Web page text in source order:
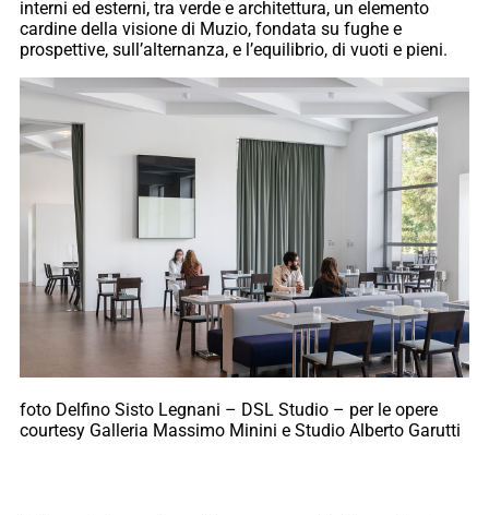
interni ed esterni, tra verde e architettura, un elemento
cardine della visione di Muzio, fondata su fughe e
prospettive, sull’alternanza, e l’equilibrio, di vuoti e pieni.
foto Delfino Sisto Legnani – DSL Studio – per le opere
courtesy Galleria Massimo Minini e Studio Alberto Garutti